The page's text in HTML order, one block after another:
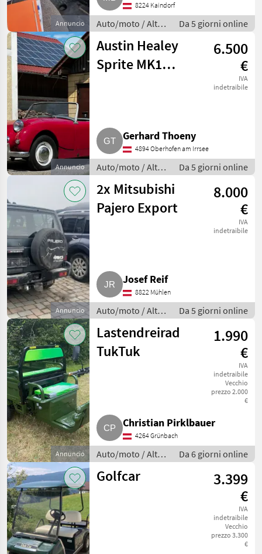
Annuncio
8224 Kaindorf
Auto/moto / Altre
auto e moto
Da 5 giorni online
Annuncio
Austin Healey
Sprite MK1
6.500
€
IVA
indetraibile
Gerhard Thoeny
4894 Oberhofen am Irrsee
Auto/moto / Altre
auto e moto
Da 5 giorni online
Annuncio
2x Mitsubishi
Pajero Export
8.000
€
IVA
indetraibile
Josef Reif
8822 Mühlen
Auto/moto / Altre
auto e moto
Da 5 giorni online
Annuncio
Lastendreirad
TukTuk
1.990
€
IVA
indetraibile
Vecchio
prezzo 2.000
€
Christian Pirklbauer
4264 Grünbach
Auto/moto / Altre
auto e moto
Da 6 giorni online
Golfcar
3.399
€
IVA
indetraibile
Vecchio
prezzo 3.300
€